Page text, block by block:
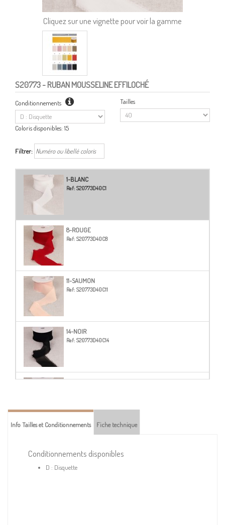
Cliquez sur une vignette pour voir la gamme
S20773- RUBAN MOUSSELINE EFFILOCHÉ
Conditionnements Tailles
Coloris disponibles: 15
Filtrer:
1-BLANC
Ref: S20773D40C1
8-ROUGE
Ref: S20773D40C8
11-SAUMON
Ref: S20773D40C11
14-NOIR
Ref: S20773D40C14
21-BLEU LAVANDE
Info Tailles et Conditionnements Fiche technique
Conditionnements disponibles
D : Disquette